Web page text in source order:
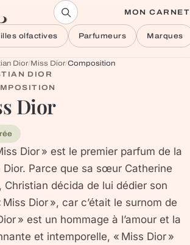
MON CARNET
olfactives Parfumeurs Marques
Dior/Miss Dior/Composition
DIOR
Dior
Dior » est le premier parfum de la
Dior. Parce que sa sœur Catherine
Christian décida de lui dédier son
Dior », car c’était le surnom de
» est un hommage à l’amour et la
et intemporelle, « Miss Dior »